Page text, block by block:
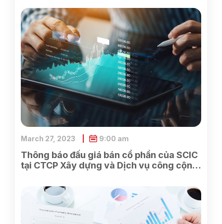
Thông báo đấu giá bán cổ phần của SCIC
tại CTCP Xây dựng và Dịch vụ công cộng
March 27, 2023 9:00 am